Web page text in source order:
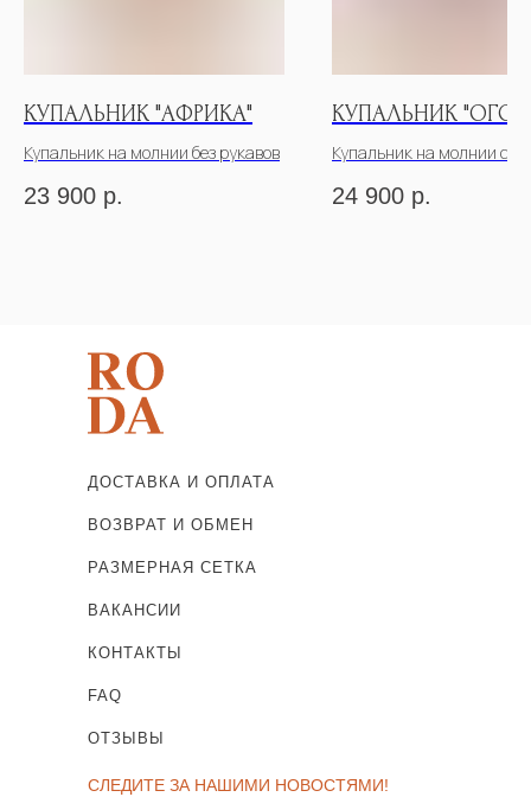
КУПАЛЬНИК "АФРИКА"
Купальник на молнии без рукавов
23 900 р.
КУПАЛЬНИК
Купальник на молнии с
24 900 р.
РАЗМЕРНАЯ СЕТКА
ДОСТАВКА И ОПЛАТА
КОНТАКТЫ
FAQ
ОТЗЫВЫ
СЛЕДИТЕ ЗА НАШИМИ НОВОСТЯМИ!
ВОЗВРАТ И ОБМЕН
ВАКАНСИИ